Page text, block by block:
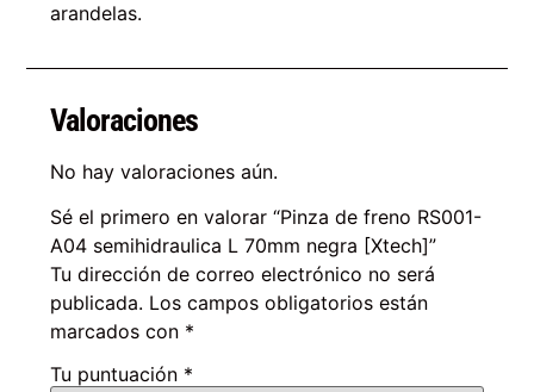
arandelas.
Valoraciones
No hay valoraciones aún.
Sé el primero en valorar “Pinza de freno RS001-
A04 semihidraulica L 70mm negra [Xtech]”
Tu dirección de correo electrónico no será
publicada. Los campos obligatorios están
marcados con *
Tu puntuación *